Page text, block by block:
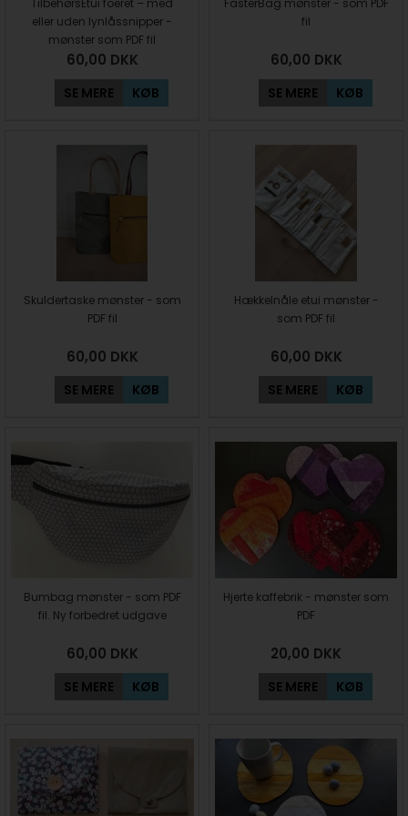
TilbehørsEtui foeret – med
eller uden lynlåssnipper -
mønster som PDF fil
60,00 DKK
SE MERE KØB
FasterBag mønster - som PDF
fil
60,00 DKK
SE MERE KØB
Skuldertaske mønster - som
PDF fil
60,00 DKK
SE MERE KØB
Hækkelnåle etui mønster -
som PDF fil
60,00 DKK
SE MERE KØB
Bumbag mønster - som PDF
fil. Ny forbedret udgave
60,00 DKK
SE MERE KØB
Hjerte kaffebrik - mønster som
PDF
20,00 DKK
SE MERE KØB